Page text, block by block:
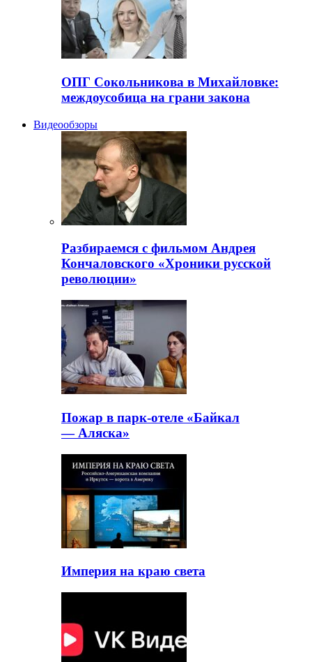
ОПГ Сокольникова в Михайловке:
междоусобица на грани закона
Видеообзоры
Разбираемся с фильмом Андрея
Кончаловского «Хроники русской
революции»
Пожар в парк-отеле «Байкал
— Аляска»
Империя на краю света